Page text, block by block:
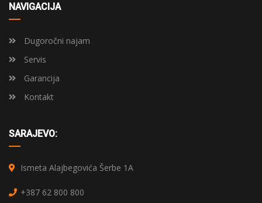
NAVIGACIJA
Dugoročni najam
Servis
Garancija
Kontakt
SARAJEVO:
Ismeta Alajbegovića Šerbe 1A
+387 62 800 800